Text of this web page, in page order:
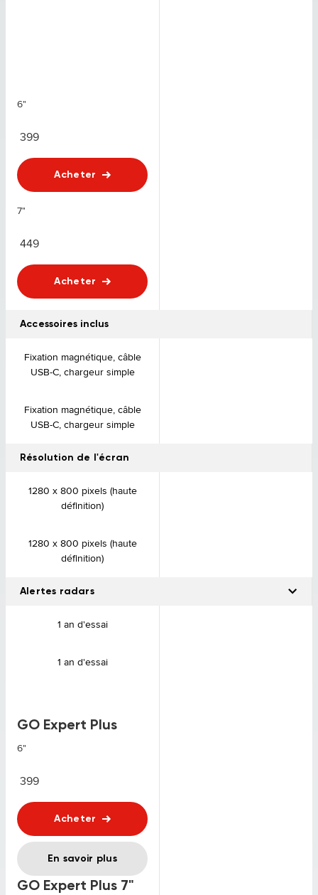
6"
399
Acheter
7"
449
Acheter
Accessoires inclus
Fixation magnétique, câble
USB-C, chargeur simple
Fixation magnétique, câble
USB-C, chargeur simple
Résolution de l'écran
1280 x 800 pixels (haute
définition)
1280 x 800 pixels (haute
définition)
Alertes radars
1 an d'essai
1 an d'essai
GO Expert Plus
6"
399
Acheter
En savoir plus
GO Expert Plus 7"